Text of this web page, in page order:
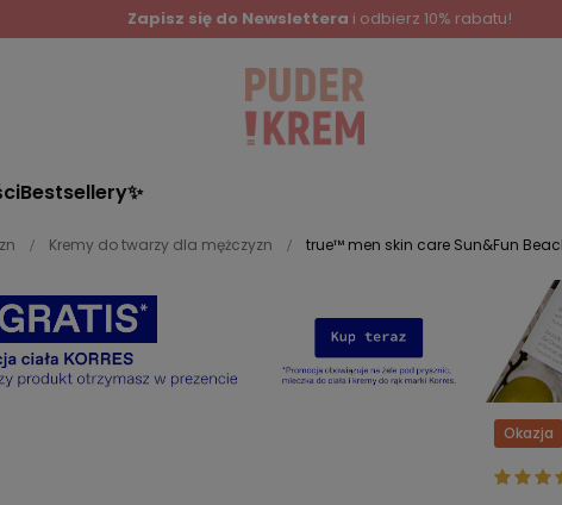
Zapisz się do Newslettera i odbierz 10% rabatu!
Bestsellery✨
Kremy do twarzy dla mężczyzn true™ men skin care Sun&Fun
Okazja